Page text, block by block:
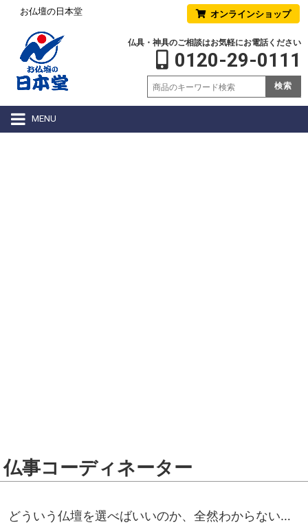
お仏壇の日本堂 オンラインショップ
仏具・神具のご相談はお気軽にお電話ください
0120-29-0111
検索
MENU
仏事コーディネーター
どういう仏壇を選べばいいのか、全然わからない…